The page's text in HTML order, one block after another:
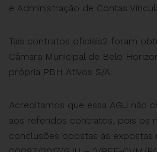
e Administração de Contas
Tais contratos oficiais2 foram
Câmara Municipal de Belo
própria PBH Ativos S/A.
Acreditamos que essa AGU não
aos referidos contratos, pois os
conclusões opostas às expostas